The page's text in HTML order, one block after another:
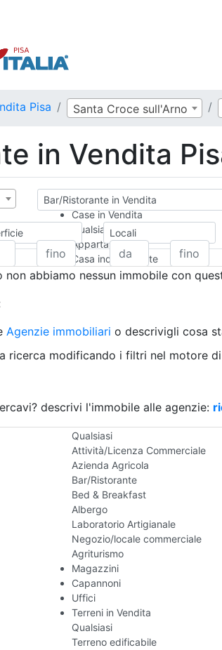
Pisa Santa Croce sull'Arno
in Vendita
Bar/Ristorante in Vendita
Case in Vendita
Qualsiasi
Appartamento
Casa indipendente
Casa Semi-indipendente
Rustico/Casale
Camera d'Albergo
Box/Garage
Qualsiasi
Attività/Licenza Commerciale
Azienda Agricola
Bar/Ristorante
Bed & Breakfast
Albergo
Laboratorio Artigianale
Negozio/locale commerciale
Agriturismo
Magazzini
Capannoni
Uffici
Terreni in Vendita
Qualsiasi
Terreno edificabile
Locali
non abbiamo nessun immobile con
Agenzie immobiliari o descrivigli cosa
ricerca modificando i filtri nel motore
descrivi l'immobile alle agenzie: